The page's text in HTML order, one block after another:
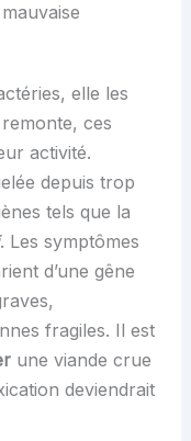
elle les
ces
activité.
depuis trop
tels que la
. Les symptômes
d’une gêne
fragiles. Il est
une viande crue
deviendrait